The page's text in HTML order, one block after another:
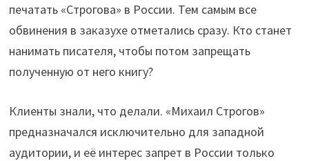
печатать «Строгова» в России. Тем самым все
обвинения в заказухе отметались сразу. Кто станет
нанимать писателя, чтобы потом запрещать
полученную от него книгу?
Клиенты знали, что делали. «Михаил Строгов»
предназначался исключительно для западной
аудитории, и её интерес запрет в России только